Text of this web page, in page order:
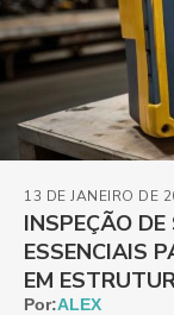
INSPEÇÃO
ESSENCIAIS
EM
13 DE JANEIRO DE
Por:ALEX